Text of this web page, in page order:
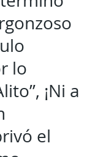
lo
¡Ni a
el